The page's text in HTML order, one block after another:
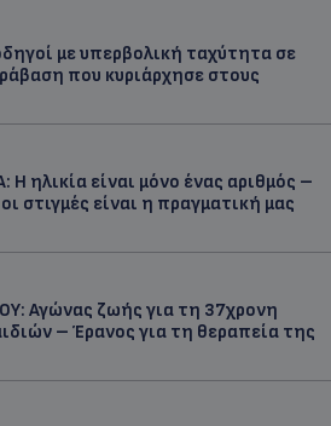
με υπερβολική ταχύτητα σε
που κυριάρχησε στους
Η ηλικία είναι μόνο ένας αριθμός –
στιγμές είναι η πραγματική μας
Αγώνας ζωής για τη 37χρονη
– Έρανος για τη θεραπεία της